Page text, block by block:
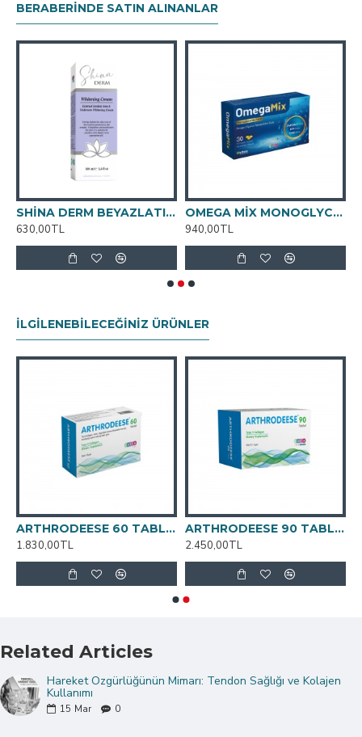
BERABERINDE SATIN ALINANLAR
SHİNA DERM BEYAZLATICI KREM 100ML
630,00TL
OMEGA MİX MONOGLYCERİDE FORM YUMUŞAK 30 KAPSÜL
940,00TL
İLGILENEBILECEĞINIZ ÜRÜNLER
ARTHRODEESE 60 TABLET
1.830,00TL
ARTHRODEESE 90 TABLET
2.450,00TL
Related Articles
Hareket Özgürlüğünün Mimarı: Tendon Sağlığı ve Kolajen
Kullanımı
15 Mar 0